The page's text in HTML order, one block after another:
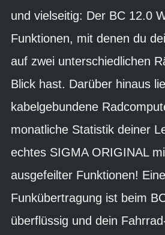
und vielseitig: Der BC 12.0
Funktionen, mit denen du
auf zwei unterschiedlichen
Blick hast. Darüber hinaus
kabelgebundene
monatliche Statistik deiner
echtes SIGMA ORIGINAL
ausgefeilter Funktionen!
Funkübertragung ist beim
überflüssig und dein